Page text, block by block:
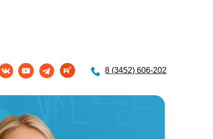
8 (3452) 606-202